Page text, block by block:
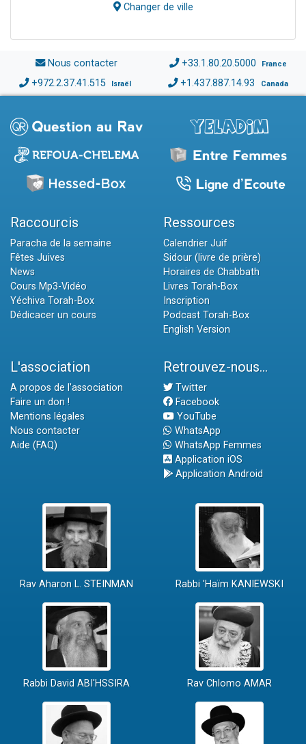
Changer de ville
Nous contacter +33.1.80.20.5000 France
+972.2.37.41.515 Israël +1.437.887.14.93 Canada
Raccourcis
Paracha de la semaine
Fêtes Juives
News
Cours Mp3-Vidéo
Yéchiva Torah-Box
Dédicacer un cours
Ressources
Calendrier Juif
Sidour (livre de prière)
Horaires de Chabbath
Livres Torah-Box
Inscription
Podcast Torah-Box
English Version
L'association
A propos de l'association
Faire un don !
Mentions légales
Nous contacter
Aide (FAQ)
Retrouvez-nous...
Twitter
Facebook
YouTube
WhatsApp
WhatsApp Femmes
Application iOS
Application Android
Rav Aharon L. STEINMAN Rabbi 'Haïm KANIEWSKI
Rabbi David ABI'HSSIRA Rav Chlomo AMAR